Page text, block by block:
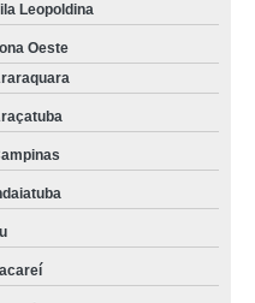
Leopoldina
Oeste